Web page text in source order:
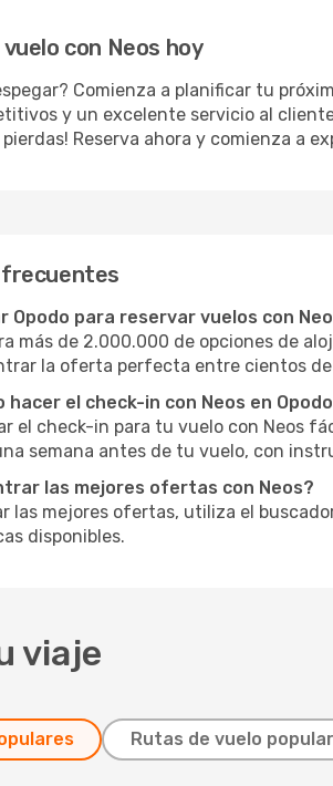
con Neos hoy
Comienza a planificar tu
y un excelente servicio al
Reserva ahora y comienza a
Opodo para reservar vuelos con
más de 2.000.000 de opciones de
la oferta perfecta entre cientos de
hacer el check-in con Neos en
el check-in para tu vuelo con Neos
semana antes de tu vuelo, con
las mejores ofertas con Neos?
las mejores ofertas, utiliza el
disponibles.
viaje
Rutas de vuelo